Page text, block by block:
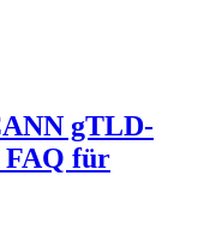
gTLD-
FAQ für